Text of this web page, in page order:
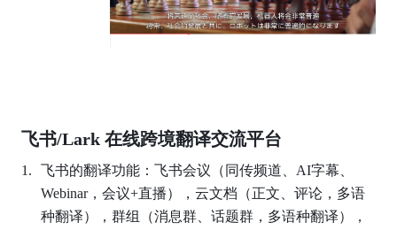
飞书/Lark 在线跨境翻译交流平台
飞书的翻译功能：飞书会议（同传频道、AI字幕、
Webinar，会议+直播），云文档（正文、评论，多语
种翻译），群组（消息群、话题群，多语种翻译），